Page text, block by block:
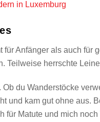
Anfänger als auch für
Teilweise herrschte
du Wanderstöcke
und kam gut ohne aus.
für Matute und mich